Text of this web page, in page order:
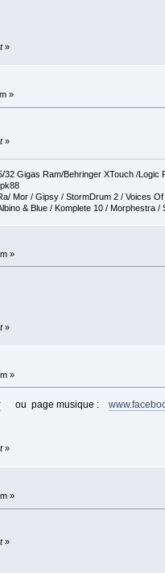
»
»
»
Gigas Ram/Behringer XTouch /Logic
Mor / Gipsy / StormDrum 2 / Voices
& Blue / Komplete 10 / Morphestra
»
»
»
ou page musique :
»
»
»